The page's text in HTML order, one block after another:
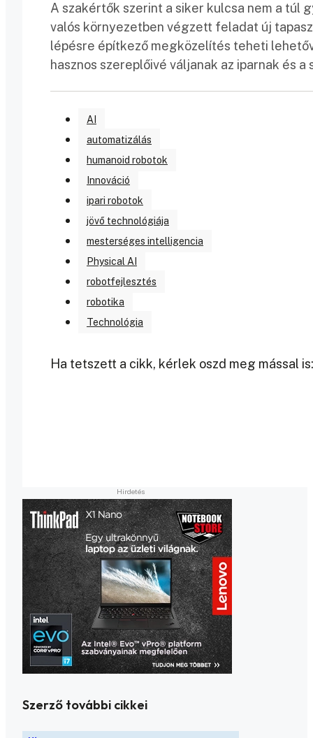
A szakértők szerint a siker kulcsa nem a túl
valós környezetben végzett feladat új
lépésre építkező megközelítés teheti
hasznos szereplőivé váljanak az iparnak és
AI
automatizálás
humanoid robotok
Innováció
ipari robotok
jövő technológiája
mesterséges intelligencia
Physical AI
robotfejlesztés
robotika
Technológia
Ha tetszett a cikk, kérlek oszd meg mással is:
Szerző további cikkei